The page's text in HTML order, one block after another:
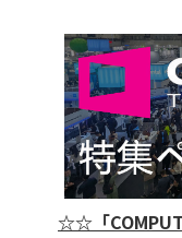
☆☆「